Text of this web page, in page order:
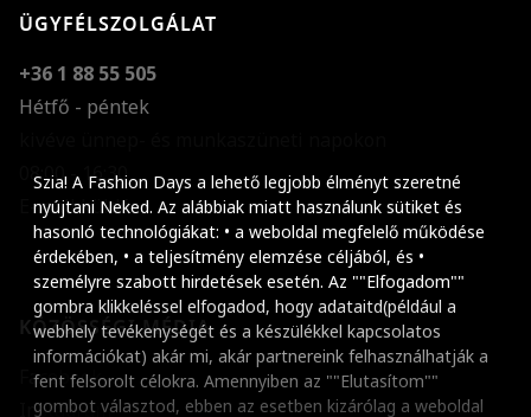
Szia! A Fashion Days a lehető legjobb élményt szeretné
nyújtani Neked. Az alábbiak miatt használunk sütiket és
hasonló technológiákat: • a weboldal megfelelő működése
érdekében, • a teljesítmény elemzése céljából, és •
személyre szabott hirdetések esetén. Az ""Elfogadom""
gombra klikkeléssel elfogadod, hogy adataitd(például a
webhely tevékenységét és a készülékkel kapcsolatos
információkat) akár mi, akár partnereink felhasználhatják a
fent felsorolt célokra. Amennyiben az ""Elutasítom""
gombot választod, ebben az esetben kizárólag a weboldal
ÜGYFÉLSZOLGÁLAT
+36 1 88 55 505
Hétfő - péntek
08:00 - 16:30
E-mail küldése
KÖZÖSSÉGI MÉDIA
Facebook
Instagram
Szöveg méretének
Szóköz növelése
Szóköz csökkentése
Sortávolság
Sortávolság